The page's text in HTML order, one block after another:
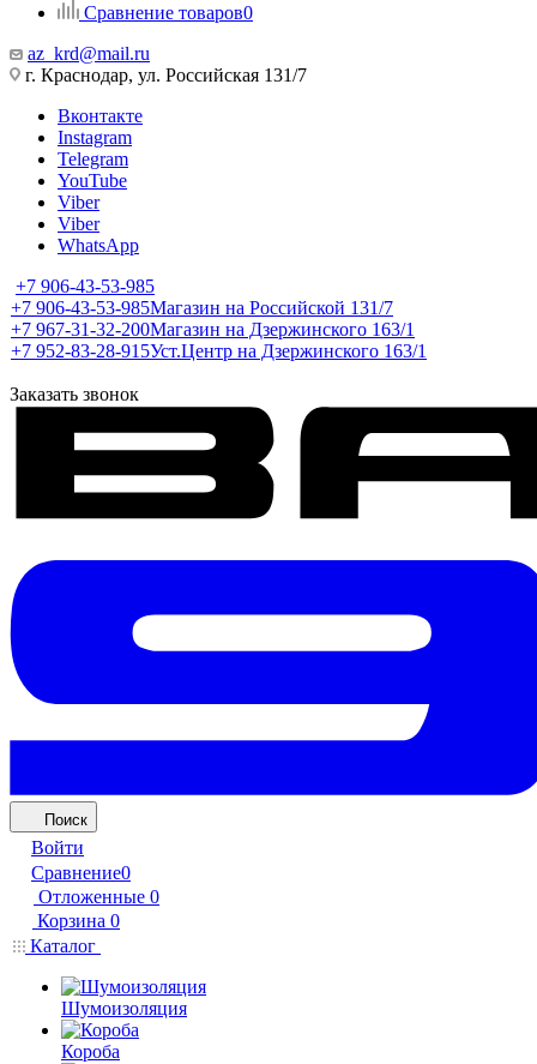
Сравнение товаров0
az_krd@mail.ru
г. Краснодар, ул. Российская 131/7
Вконтакте
Instagram
Telegram
YouTube
Viber
Viber
WhatsApp
+7 906-43-53-985
+7 906-43-53-985Магазин на Российской 131/7
+7 967-31-32-200Магазин на Дзержинского 163/1
+7 952-83-28-915Уст.Центр на Дзержинского 163/1
Заказать звонок
Поиск
Войти
Сравнение0
Отложенные 0
Корзина 0
Каталог
Шумоизоляция
Короба